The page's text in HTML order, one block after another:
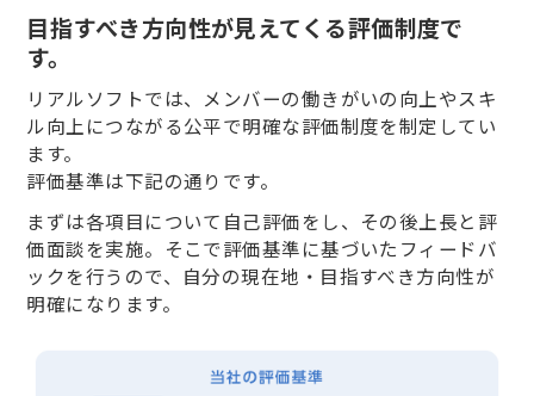
目指すべき方向性が見えてくる評価制度で
す。
リアルソフトでは、メンバーの働きがいの向上やスキ
ル向上につながる公平で明確な評価制度を制定してい
ます。
評価基準は下記の通りです。
まずは各項目について自己評価をし、その後上長と評
価面談を実施。そこで評価基準に基づいたフィードバ
ックを行うので、自分の現在地・目指すべき方向性が
明確になります。